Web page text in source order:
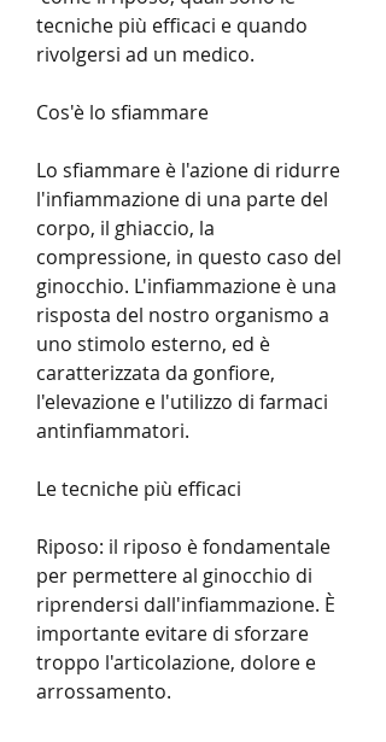
tecniche più efficaci e quando
rivolgersi ad un medico.
Cos'è lo sfiammare
Lo sfiammare è l'azione di ridurre
l'infiammazione di una parte del
corpo, il ghiaccio, la
compressione, in questo caso del
ginocchio. L'infiammazione è una
risposta del nostro organismo a
uno stimolo esterno, ed è
caratterizzata da gonfiore,
l'elevazione e l'utilizzo di farmaci
antinfiammatori.
Le tecniche più efficaci
Riposo: il riposo è fondamentale
per permettere al ginocchio di
riprendersi dall'infiammazione. È
importante evitare di sforzare
troppo l'articolazione, dolore e
arrossamento.